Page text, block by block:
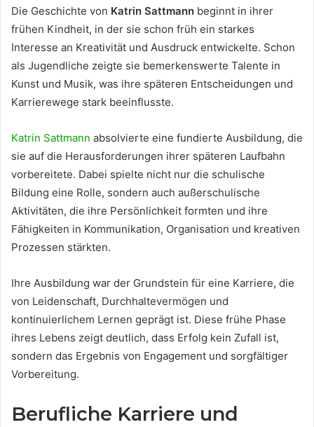
Die Geschichte von Katrin Sattmann beginnt in ihrer
frühen Kindheit, in der sie schon früh ein starkes
Interesse an Kreativität und Ausdruck entwickelte. Schon
als Jugendliche zeigte sie bemerkenswerte Talente in
Kunst und Musik, was ihre späteren Entscheidungen und
Karrierewege stark beeinflusste.
Katrin Sattmann absolvierte eine fundierte Ausbildung, die
sie auf die Herausforderungen ihrer späteren Laufbahn
vorbereitete. Dabei spielte nicht nur die schulische
Bildung eine Rolle, sondern auch außerschulische
Aktivitäten, die ihre Persönlichkeit formten und ihre
Fähigkeiten in Kommunikation, Organisation und kreativen
Prozessen stärkten.
Ihre Ausbildung war der Grundstein für eine Karriere, die
von Leidenschaft, Durchhaltevermögen und
kontinuierlichem Lernen geprägt ist. Diese frühe Phase
ihres Lebens zeigt deutlich, dass Erfolg kein Zufall ist,
sondern das Ergebnis von Engagement und sorgfältiger
Vorbereitung.
Berufliche Karriere und